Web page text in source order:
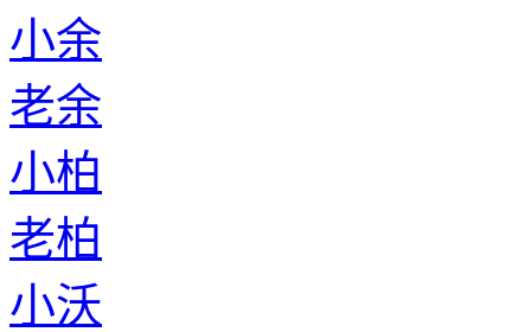
小余
老余
小柏
老柏
小沃